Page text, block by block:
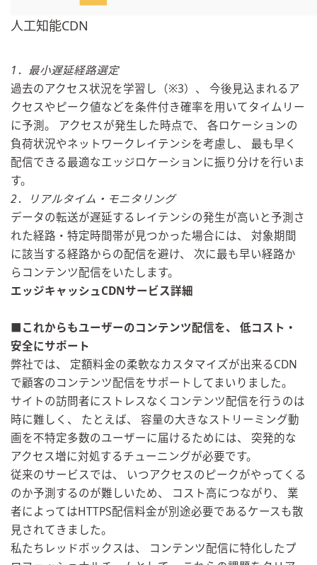
人工知能CDN
1．最小遅延経路選定
過去のアクセス状況を学習し（※3）、 今後見込まれるア
クセスやピーク値などを条件付き確率を用いてタイムリー
に予測。 アクセスが発生した時点で、 各ロケーションの
負荷状況やネットワークレイテンシを考慮し、 最も早く
配信できる最適なエッジロケーションに振り分けを行いま
す。
2．リアルタイム・モニタリング
データの転送が遅延するレイテンシの発生が高いと予測さ
れた経路 ・特定時間帯が見つかった場合には、 対象期間
に該当する経路からの配信を避け、 次に最も早い経路か
らコンテンツ配信をいたします。
エッジキャッシュCDNサービス詳細
■これからもユーザーのコンテンツ配信を、 低コスト・
安全にサポート
弊社では、 定額料金の柔軟なカスタマイズが出来るCDN
で顧客のコンテンツ配信をサポートしてまいりました。
サイトの訪問者にストレスなくコンテンツ配信を行うのは
時に難し く、 たとえば、 容量の大きなストリーミング動
画を不特定多数のユーザーに届けるためには、 突発的な
アクセス増に対処するチューニングが必要です。
従来のサービスでは、 いつアクセスのピークがやってくる
のか予測するのが難しいため、 コスト高につながり、 業
者によってはHTTPS配信料金が別途必要であるケースも散
見されてきました。
私たちレッドボックスは、 コンテンツ配信に特化したプ